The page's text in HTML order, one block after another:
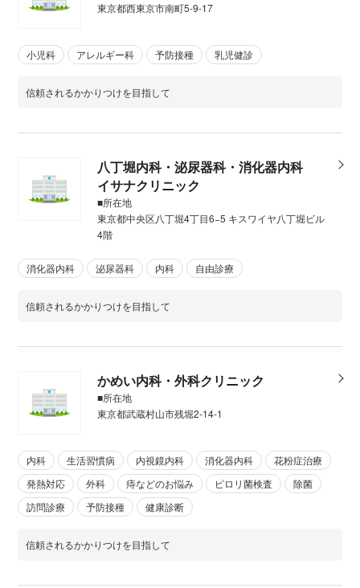
東京都西東京市南町5-9-17
小児科 アレルギー科 予防接種 乳児健診
信頼されるかかりつけを目指して
八丁堀内科・泌尿器科・消化器内科
イサナクリニック
■所在地
東京都中央区八丁堀4丁目6−5 キスワイヤ八丁堀ビル
4階
消化器内科 泌尿器科 内科 自由診療
信頼されるかかりつけを目指して
かめい内科・外科クリニック
■所在地
東京都武蔵村山市残堀2-14-1
内科 生活習慣病 内視鏡内科 消化器内科
花粉症治療
発熱対応
外科 痔などのお悩み ピロリ菌検査
除菌
訪問診療
予防接種 健康診断
信頼されるかかりつけを目指して